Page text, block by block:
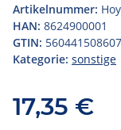
Artikelnummer:
HAN: 8624900001
GTIN:
Kategorie: sonstige
17,35 €